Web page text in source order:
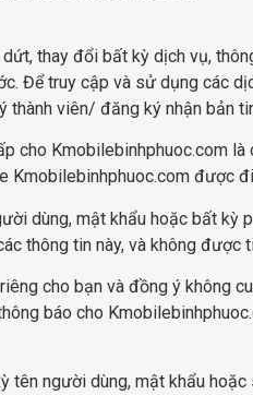
thay đổi bất kỳ dịch vụ,
Để truy cập và sử dụng các
viên/ đăng ký nhận bản
cho Kmobilebinhphuoc.com
được
dùng, mật khẩu hoặc bất kỳ
thông tin này, và không
cho bạn và đồng ý
báo cho
tên người dùng, mật khẩu